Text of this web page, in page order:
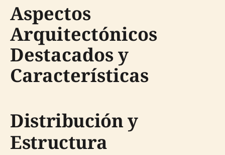
Aspectos
Arquitectónicos
Destacados y
Características
Distribución y
Estructura